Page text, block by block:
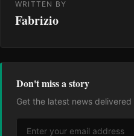
WRITTEN BY
Fabrizio
Don't miss a story
Get the latest news